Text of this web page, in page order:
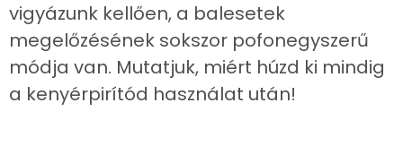
vigyázunk kellően, a balesetek
megelőzésének sokszor pofonegyszerű
módja van. Mutatjuk, miért húzd ki mindig
a kenyérpirítód használat után!